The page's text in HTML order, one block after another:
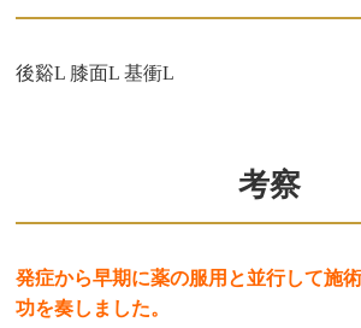
後谿L 膝面L 基衝L
考察
発症から早期に薬の服用と並行して施
功を奏しました。